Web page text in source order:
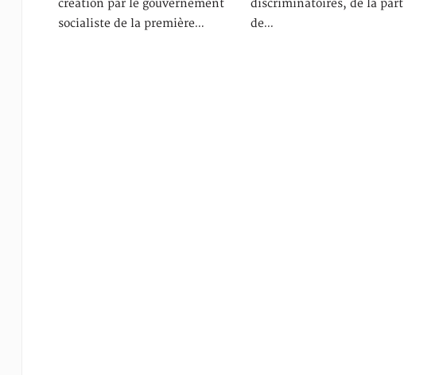
création par le gouvernement
socialiste de la première…
discriminatoires, de la part
de…